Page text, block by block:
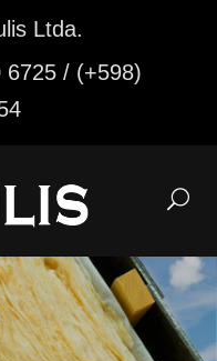
Ltda.
6725 / (+598)